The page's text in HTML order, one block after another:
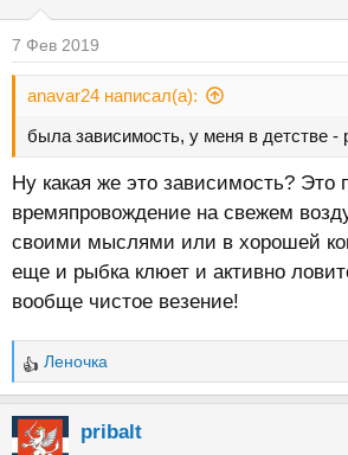
7 Фев 2019
anavar24 написал(а):
была зависимость, у меня в детстве -
Ну какая же это зависимость? Это
времяпровождение на свежем
своими мыслями или в хорошей
еще и рыбка клюет и активно
вообще чистое везение!
Р
е
а
к
Леночка
pribalt